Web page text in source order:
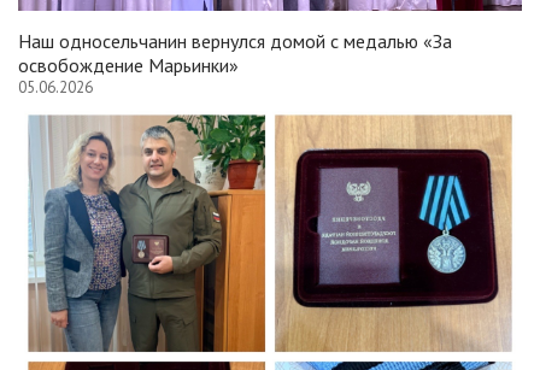
Наш односельчанин вернулся домой с медалью «За
освобождение Марьинки»
05.06.2026